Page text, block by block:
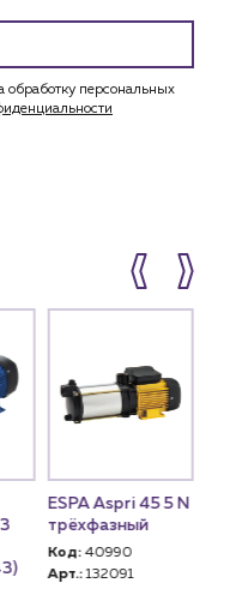
обработку персональных
ESPA Aspri 45 5 N
трёхфазный
Код: 40990
Арт.: 132091